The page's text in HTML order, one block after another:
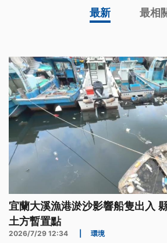
最新 最相
宜蘭大溪漁港淤沙影響船隻出入
土方暫置點
2026/7/29 12:34 環境